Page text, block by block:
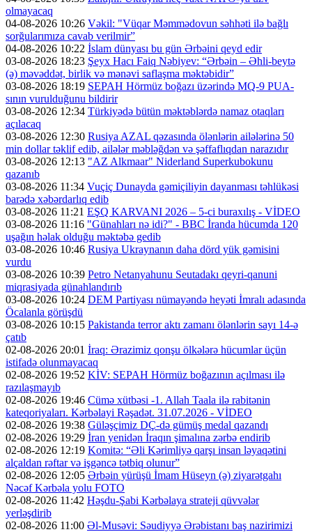
olmayacaq
04-08-2026 10:26 Vəkil: "Vüqar Məmmədovun səhhəti ilə bağlı
sorğularımıza cavab verilmir”
04-08-2026 10:22 İslam dünyası bu gün Ərbəini qeyd edir
03-08-2026 18:23 Şeyx Hacı Faiq Nəbiyev: “Ərbəin – Əhli-beytə
(ə) məvəddət, birlik və mənəvi saflaşma məktəbidir”
03-08-2026 18:19 SEPAH Hörmüz boğazı üzərində MQ-9 PUA-
sının vurulduğunu bildirir
03-08-2026 12:34 Türkiyədə bütün məktəblərdə namaz otaqları
açılacaq
03-08-2026 12:30 Rusiya AZAL qəzasında ölənlərin ailələrinə 50
min dollar təklif edib, ailələr məbləğdən və şəffaflıqdan narazıdır
03-08-2026 12:13 "AZ Alkmaar" Niderland Superkubokunu
qazanıb
03-08-2026 11:34 Vuçiç Dunayda gəmiçiliyin dayanması təhlükəsi
barədə xəbərdarlıq edib
03-08-2026 11:21 EŞQ KARVANI 2026 – 5-ci buraxılış - VİDEO
03-08-2026 11:16 "Günahları nə idi?" - BBC İranda hücumda 120
uşağın həlak olduğu məktəbə gedib
03-08-2026 10:46 Rusiya Ukraynanın daha dörd yük gəmisini
vurdu
03-08-2026 10:39 Petro Netanyahunu Seutadakı qeyri-qanuni
miqrasiyada günahlandırıb
03-08-2026 10:24 DEM Partiyası nümayəndə heyəti İmralı adasında
Öcalanla görüşdü
03-08-2026 10:15 Pakistanda terror aktı zamanı ölənlərin sayı 14-ə
çatıb
02-08-2026 20:01 İraq: Ərazimiz qonşu ölkələrə hücumlar üçün
istifadə olunmayacaq
02-08-2026 19:52 KİV: SEPAH Hörmüz boğazının açılması ilə
razılaşmayıb
02-08-2026 19:46 Cümə xütbəsi -1. Allah Taala ilə rabitənin
kateqoriyaları. Kərbəlayi Rəşadət. 31.07.2026 - VİDEO
02-08-2026 19:38 Güləşçimiz DÇ-də gümüş medal qazandı
02-08-2026 19:29 İran yenidən İraqın şimalına zərbə endirib
02-08-2026 12:19 Komitə: “Əli Kərimliyə qarşı insan ləyaqətini
alçaldan rəftar və işgəncə tətbiq olunur”
02-08-2026 12:05 Ərbəin yürüşü İmam Hüseyn (ə) ziyarətgahı
Nəcəf Kərbəla yolu FOTO
02-08-2026 11:42 Həşdu-Şabi Kərbəlaya strateji qüvvələr
yerləşdirib
02-08-2026 11:00 Əl-Musəvi: Səudiyyə Ərəbistanı baş nazirimizi